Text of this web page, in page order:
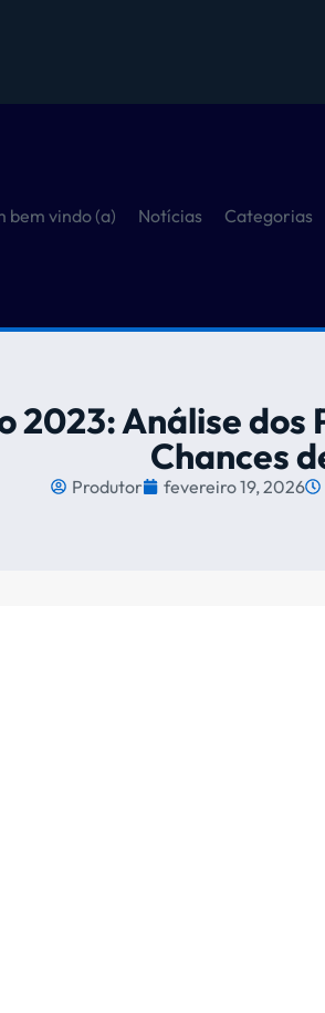
bem vindo (a) Notícias Categorias
2023: Análise
Chances
Produtor fevereiro 19, 2026